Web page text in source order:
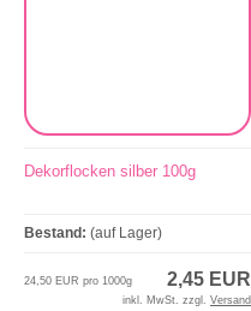
Dekorflocken silber 100g
Bestand: (auf Lager)
2,45 EUR
24,50 EUR pro 1000g
inkl. MwSt. zzgl. Versand